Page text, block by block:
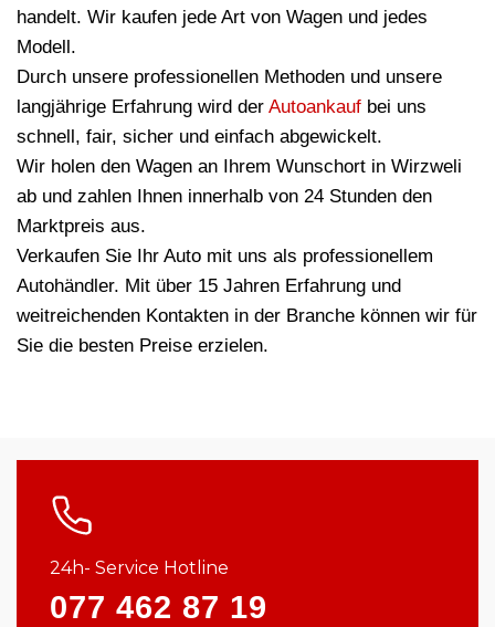
handelt. Wir kaufen jede Art von Wagen und jedes
Modell.
Durch unsere professionellen Methoden und unsere
langjährige Erfahrung wird der Autoankauf bei uns
schnell, fair, sicher und einfach abgewickelt.
Wir holen den Wagen an Ihrem Wunschort in Wirzweli
ab und zahlen Ihnen innerhalb von 24 Stunden den
Marktpreis aus.
Verkaufen Sie Ihr Auto mit uns als professionellem
Autohändler. Mit über 15 Jahren Erfahrung und
weitreichenden Kontakten in der Branche können wir für
Sie die besten Preise erzielen.
24h- Service Hotline
077 462 87 19